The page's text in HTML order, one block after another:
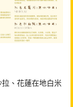
、花蓮在地白米